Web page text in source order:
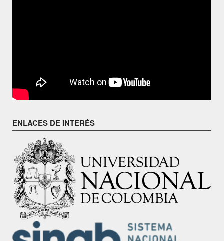
ENLACES DE INTERÉS